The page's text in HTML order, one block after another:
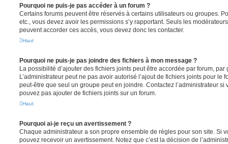
Pourquoi ne puis-je pas accéder à un forum ?
Certains forums peuvent être réservés à certains utilisateurs ou groupes.
etc., vous devez avoir les permissions s’y rapportant. Seuls les
peuvent accorder ces accès, vous devez donc les contacter.
Haut
Pourquoi ne puis-je pas joindre des fichiers à mon message ?
La possibilité d’ajouter des fichiers joints peut être accordée par forum,
L’administrateur peut ne pas avoir autorisé l’ajout de fichiers joints pour le
peut-être que seul un groupe peut en joindre. Contactez l’administrateur
pouvez pas ajouter de fichiers joints sur un forum.
Haut
Pourquoi ai-je reçu un avertissement ?
Chaque administrateur a son propre ensemble de règles pour son site. Si
pouvez recevoir un avertissement. Notez que c’est la décision de